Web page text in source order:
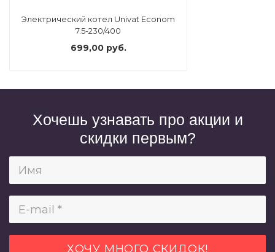
Электрический котел Univat Econom
7.5-230/400
699,00 руб.
Хочешь узнавать про акции и
скидки первым?